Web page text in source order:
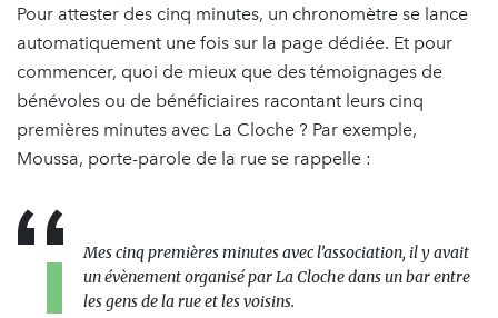
Pour attester des cinq minutes, un chronomètre se lance
automatiquement une fois sur la page dédiée. Et pour
commencer, quoi de mieux que des témoignages de
bénévoles ou de bénéficiaires racontant leurs cinq
premières minutes avec La Cloche ? Par exemple,
Moussa, porte-parole de la rue se rappelle :
Mes cinq premières minutes avec l’association, il y avait
un évènement organisé par La Cloche dans un bar entre
les gens de la rue et les voisins.